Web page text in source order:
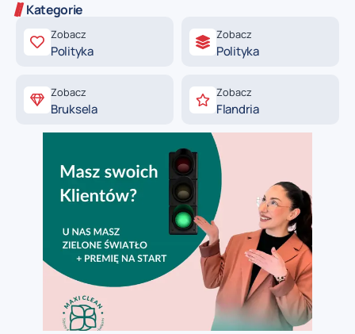
Kategorie
Zobacz
Polityka
Zobacz
Polityka
Zobacz
Bruksela
Zobacz
Flandria